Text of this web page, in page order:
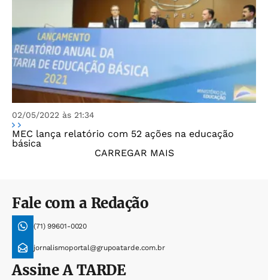
02/05/2022 às 21:34
MEC lança relatório com 52 ações na educação
básica
CARREGAR MAIS
Fale com a Redação
(71) 99601-0020
jornalismoportal@grupoatarde.com.br
AssineA TARDE